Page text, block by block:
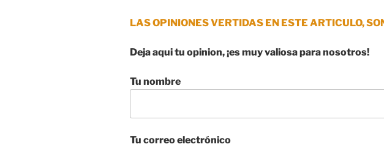
LAS OPINIONES VERTIDAS EN ESTE ARTICULO,
Deja aqui tu opinion, ¡es muy valiosa para nosotros!
Tu nombre
Tu correo electrónico